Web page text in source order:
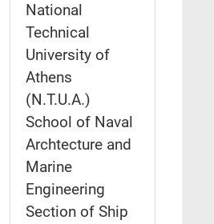
National
Technical
University of
Athens
(N.T.U.A.)
School of Naval
Archtecture and
Marine
Engineering
Section of Ship